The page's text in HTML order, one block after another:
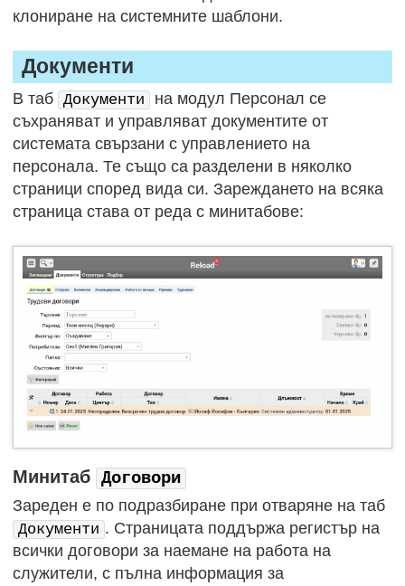
клониране на системните шаблони.
Документи
В таб Документи
на модул Персонал се
съхраняват и управляват документите от
системата свързани с управлението на
персонала. Те също са разделени в няколко
страници според вида си. Зареждането на всяка
страница става от реда с минитабове:
Минитаб Договори
Зареден е по подразбиране при отваряне на таб
Документи . Страницата поддържа регистър на
всички договори за наемане на работа на
служители, с пълна информация за